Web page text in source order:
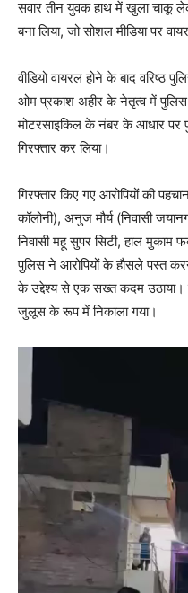
सवार तीन युवक हाथ में खुला चाकू
बना लिया, जो सोशल मीडिया पर
वीडियो वायरल होने के बाद वरिष्ठ
ओम प्रकाश अहीर के नेतृत्व में पुलिस
मोटरसाइकिल के नंबर के आधार पर
गिरफ्तार कर लिया।
गिरफ्तार किए गए आरोपियों की
कॉलोनी), अनुज मौर्य (निवासी
निवासी महू सुपर सिटी, हाल मुकाम
पुलिस ने आरोपियों के हौसले पस्त
के उद्देश्य से एक सख्त कदम उठाया।
जुलूस के रूप में निकाला गया।